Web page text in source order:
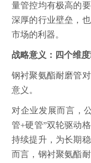
量管控均有极高的
深厚的行业壁垒，
市场的利器。
战略意义：四个维
钢衬聚氨酯耐磨管
意义。
对企业发展而言，
管+硬管”双轮驱动
持续提升，为长期
而言，钢衬聚氨酯